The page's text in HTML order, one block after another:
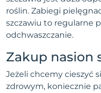
roślin. Zabiegi
szczawiu to regularne
odchwaszczanie.
Zakup nasion
Jeżeli chcemy cieszyć
zdrowym, koniecznie